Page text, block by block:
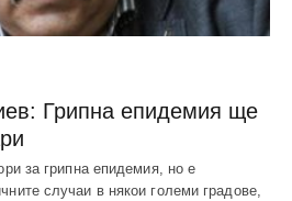
Грипна епидемия ще
за грипна епидемия, но е
случаи в някои големи градове,